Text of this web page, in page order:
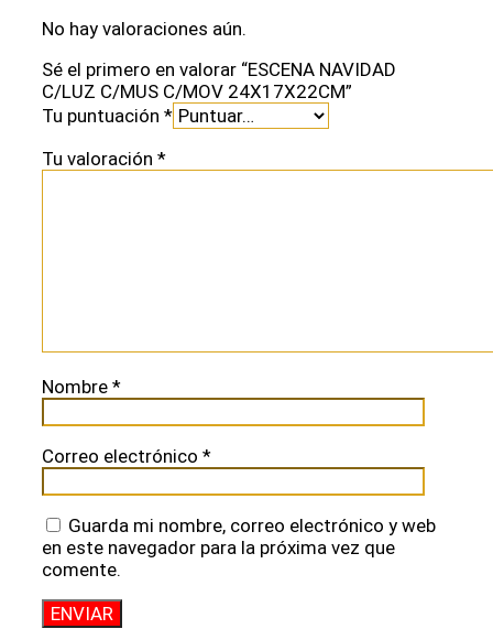
No hay valoraciones aún.
Sé el primero en valorar “ESCENA NAVIDAD
C/LUZ C/MUS C/MOV 24X17X22CM”
Tu puntuación *
Tu valoración *
Nombre *
Correo electrónico *
Guarda mi nombre, correo electrónico y web
en este navegador para la próxima vez que
comente.